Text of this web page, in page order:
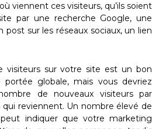
viennent ces visiteurs, qu’ils soient
par une recherche Google, une
post sur les réseaux sociaux, un lien
visiteurs sur votre site est un bon
globale, mais vous devriez
de nouveaux visiteurs par
qui reviennent. Un nombre élevé de
indiquer que votre marketing